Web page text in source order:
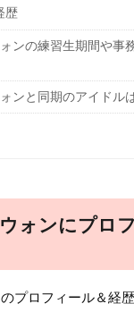
歴
ンの練習生期間や事
ンと同期のアイドル
ウォンにプロ
プロフィール＆経